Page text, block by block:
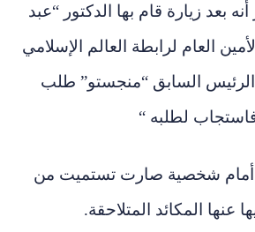
بعد زيارة قام بها الدكتور “عبد
العام لرابطة العالم الإسلامي
الرئيس السابق “منجستو” طلب
لطلبه “
أمام شخصية صارت تستميت من
عنها المكائد المتلاحقة.